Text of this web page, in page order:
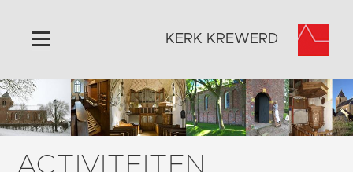
Home
Algemeen
Historie
KERK KREWERD
ACTIVITEITEN